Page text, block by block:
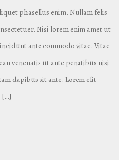
phasellus enim. Nullam felis
Nisi lorem enim amet ut
ante commodo vitae. Vitae
venenatis ut ante penatibus nisi
dapibus sit ante. Lorem elit
[…]